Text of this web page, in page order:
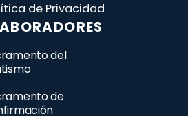
de Privacidad
del
de